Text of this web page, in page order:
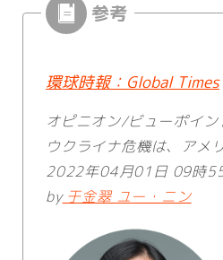
環球時報：Global Times
オピニオン/ビューポイン
ウクライナ危機は、アメ
2022年04月01日 09時
by于金翠 ユー・ニン